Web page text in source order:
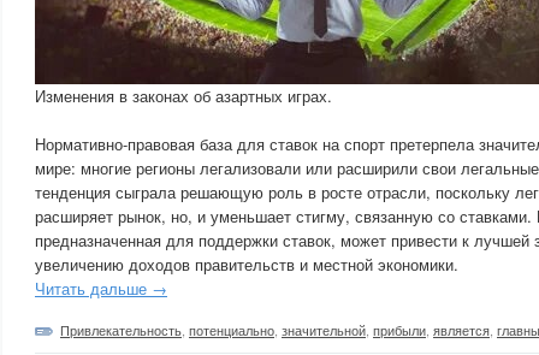
Изменения в законах об азартных играх.
Нормативно-правовая база для ставок на спорт претерпела
мире: многие регионы легализовали или расширили свои
тенденция сыграла решающую роль в росте отрасли, поскольку
расширяет рынок, но, и уменьшает стигму, связанную со ставками.
предназначенная для поддержки ставок, может привести к лучшей
увеличению доходов правительств и местной экономики.
Читать дальше →
Привлекательность потенциально значительной прибыли является